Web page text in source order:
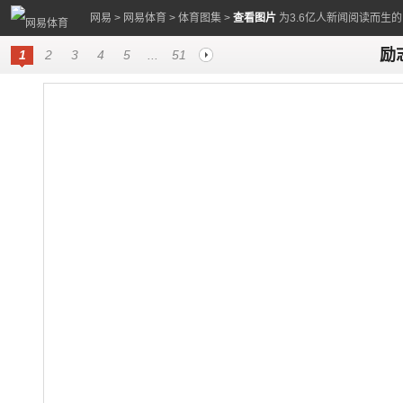
网易 > 网易体育 > 体育图集 > 查看图片 为3.6亿人新闻阅读而生
1 2 3 4 5 51 励